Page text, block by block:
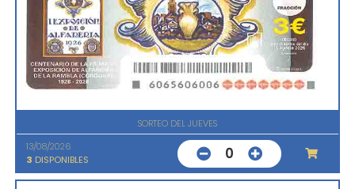
SORTEO DEL JUEVES
13/08/2026
3 DISPONIBLES 0